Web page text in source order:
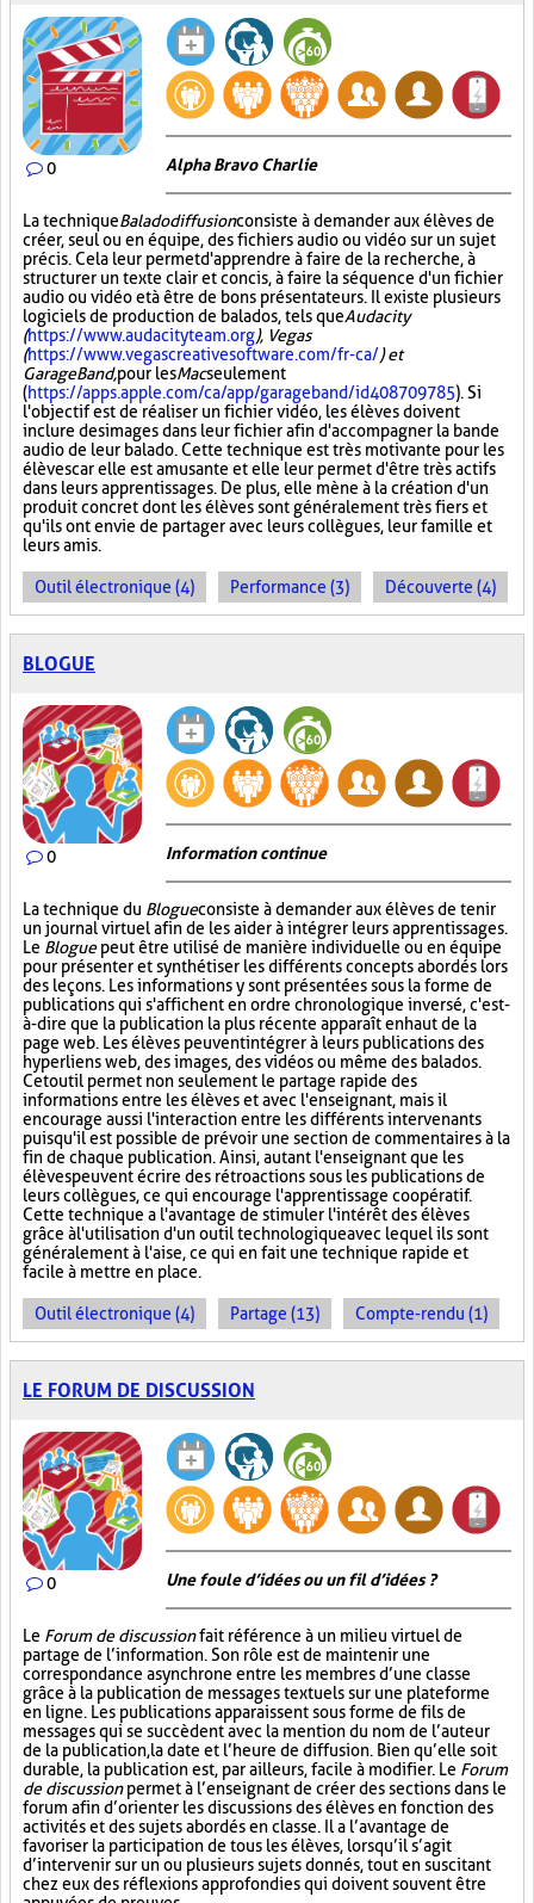
0 Alpha Bravo Charlie
La techniqueBaladodiffusionconsiste à demander aux élèves de
créer, seul ou en équipe, des fichiers audio ou vidéo sur un sujet
précis. Cela leur permet d'apprendre à faire de la recherche, à
structurer un texte clair et concis, à faire la séquence d'un fichier
audio ou vidéo et à être de bons présentateurs. Il existe plusieurs
logiciels de production de balados, tels queAudacity
(https://www.audacityteam.org), Vegas
(https://www.vegascreativesoftware.com/fr-ca/) et
GarageBand,pour lesMacseulement
(https://apps.apple.com/ca/app/garageband/id408709785). Si
l'objectif est de réaliser un fichier vidéo, les élèves doivent
inclure des images dans leur fichier afin d'accompagner la bande
audio de leur balado. Cette technique est très motivante pour les
élèves car elle est amusante et elle leur permet d'être très actifs
dans leurs apprentissages. De plus, elle mène à la création d'un
produit concret dont les élèves sont généralement très fiers et
qu'ils ont envie de partager avec leurs collègues, leur famille et
leurs amis.
Outil électronique (4) Performance (3) Découverte (4)
BLOGUE
0 Information continue
La technique du Blogueconsiste à demander aux élèves de tenir
un journal virtuel afin de les aider à intégrer leurs apprentissages.
Le Bloguepeut être utilisé de manière individuelle ou en équipe
pour présenter et synthétiser les différents concepts abordés lors
des leçons. Les informations y sont présentées sous la forme de
publications qui s'affichent en ordre chronologique inversé, c'est-
à-dire que la publication la plus récente apparaît en haut de la
page web. Les élèves peuvent intégrer à leurs publications des
hyperliens web, des images, des vidéos ou même des balados.
Cet outil permet non seulement le partage rapide des
informations entre les élèves et avec l'enseignant, mais il
encourage aussi l'interaction entre les différents intervenants
puisqu'il est possible de prévoir une section de commentaires à la
fin de chaque publication. Ainsi, autant l'enseignant que les
élèves peuvent écrire des rétroactions sous les publications de
leurs collègues, ce qui encourage l'apprentissage coopératif.
Cette technique a l'avantage de stimuler l'intérêt des élèves
grâce à l'utilisation d'un outil technologique avec lequel ils sont
généralement à l'aise, ce qui en fait une technique rapide et
facile à mettre en place.
Outil électronique (4) Partage (13) Compte-rendu (1)
LE FORUM DE DISCUSSION
0 Une foule d’idées ou un fil d’idées ?
Le Forum de discussionfait référence à un milieu virtuel de
partage de l’information. Son rôle est de maintenir une
correspondance asynchrone entre les membres d’une classe
grâce à la publication de messages textuels sur une plateforme
en ligne. Les publications apparaissent sous forme de fils de
messages qui se succèdent avec la mention du nom de l’auteur
de la publication, la date et l’heure de diffusion. Bien qu’elle soit
durable, la publication est, par ailleurs, facile à modifier. Le Forum
de discussionpermet à l’enseignant de créer des sections dans le
forum afin d’orienter les discussions des élèves en fonction des
activités et des sujets abordés en classe. Il a l’avantage de
favoriser la participation de tous les élèves, lorsqu’il s’agit
d’intervenir sur un ou plusieurs sujets donnés, tout en suscitant
chez eux des réflexions approfondies qui doivent souvent être